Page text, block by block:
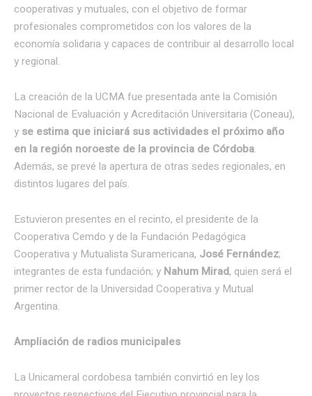
cooperativas y mutuales, con el objetivo de formar
profesionales comprometidos con los valores de la
economía solidaria y capaces de contribuir al desarrollo local
y regional.
La creación de la UCMA fue presentada ante la Comisión
Nacional de Evaluación y Acreditación Universitaria (Coneau),
y se estima que iniciará sus actividades el próximo año
en la región noroeste de la provincia de Córdoba.
Además, se prevé la apertura de otras sedes regionales, en
distintos lugares del país.
Estuvieron presentes en el recinto, el presidente de la
Cooperativa Cemdo y de la Fundación Pedagógica
Cooperativa y Mutualista Suramericana, José Fernández;
integrantes de esta fundación; y Nahum Mirad, quien será el
primer rector de la Universidad Cooperativa y Mutual
Argentina.
Ampliación de radios municipales
La Unicameral cordobesa también convirtió en ley los